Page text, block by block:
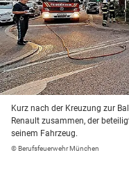
Kurz nach der Kreuzung zur
Renault zusammen, der
seinem Fahrzeug.
© Berufsfeuerwehr München